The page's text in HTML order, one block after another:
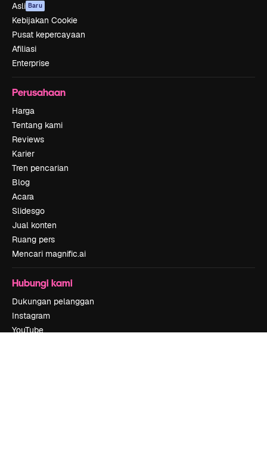
Asli Baru
Kebijakan Cookie
Pusat kepercayaan
Afiliasi
Enterprise
Perusahaan
Harga
Tentang kami
Reviews
Karier
Tren pencarian
Blog
Acara
Slidesgo
Jual konten
Ruang pers
Mencari magnific.ai
Hubungi kami
Dukungan pelanggan
Instagram
YouTube